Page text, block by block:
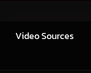
Video Sources